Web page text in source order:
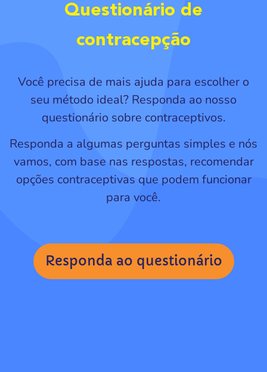
Questionário de
contracepção
Você precisa de mais ajuda para escolher o
seu método ideal? Responda ao nosso
questionário sobre contraceptivos.
Responda a algumas perguntas simples e nós
vamos, com base nas respostas, recomendar
opções contraceptivas que podem funcionar
para você.
Responda ao questionário